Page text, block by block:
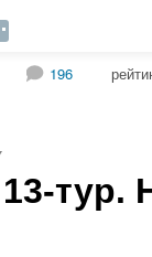
196
тур.